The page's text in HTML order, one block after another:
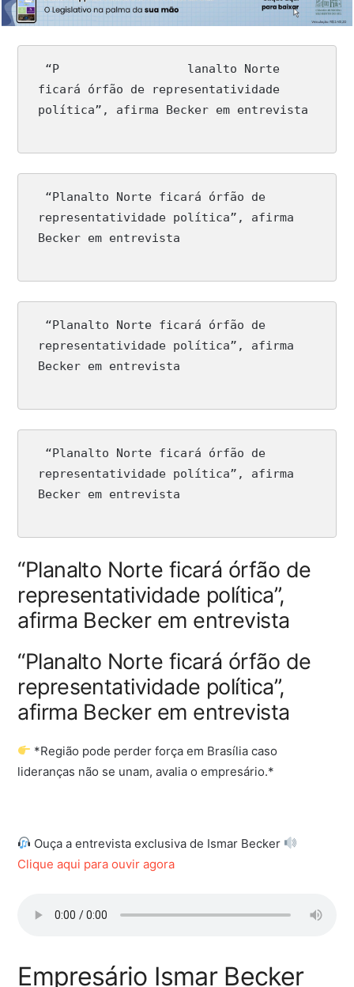
ficará órfão de representatividade
política”, afirma Becker em entrevista
representatividade política”, afirma
Becker em entrevista
representatividade política”, afirma
Becker em entrevista
representatividade política”, afirma
Becker em entrevista
“Planalto Norte ficará órfão de
representatividade política”,
afirma Becker em entrevista
“Planalto Norte ficará órfão de
representatividade política”,
afirma Becker em entrevista
*Região pode perder força em Brasília caso
lideranças não se unam, avalia o empresário.*
Ouça a entrevista exclusiva de Ismar Becker
Clique aqui para ouvir agora
Empresário Ismar Becker